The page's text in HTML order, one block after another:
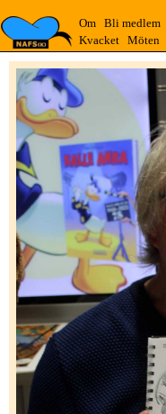
Om
Bli medlem
Kvacket Möten